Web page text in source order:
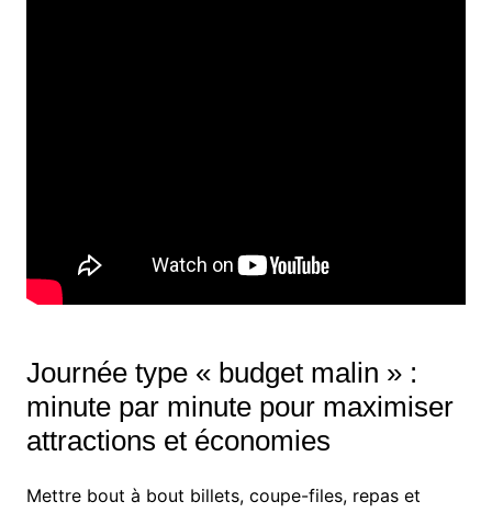
Journée type « budget malin » :
minute par minute pour maximiser
attractions et économies
Mettre bout à bout billets, coupe-files, repas et